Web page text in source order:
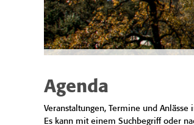
Agenda
Veranstaltungen, Termine und
Es kann mit einem Suchbegriff oder